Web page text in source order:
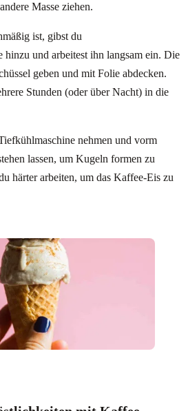
Masse ziehen.
ist, gibst du
hinzu und arbeitest ihn langsam ein. Die
geben und mit Folie abdecken.
Stunden (oder über Nacht) in die
nehmen und vorm
lassen, um Kugeln formen zu
härter arbeiten, um das Kaffee-Eis zu